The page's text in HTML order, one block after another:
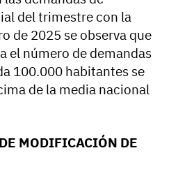
del trimestre con la
de 2025 se observa que
el número de demandas
100.000 habitantes se
de la media nacional
MODIFICACIÓN DE